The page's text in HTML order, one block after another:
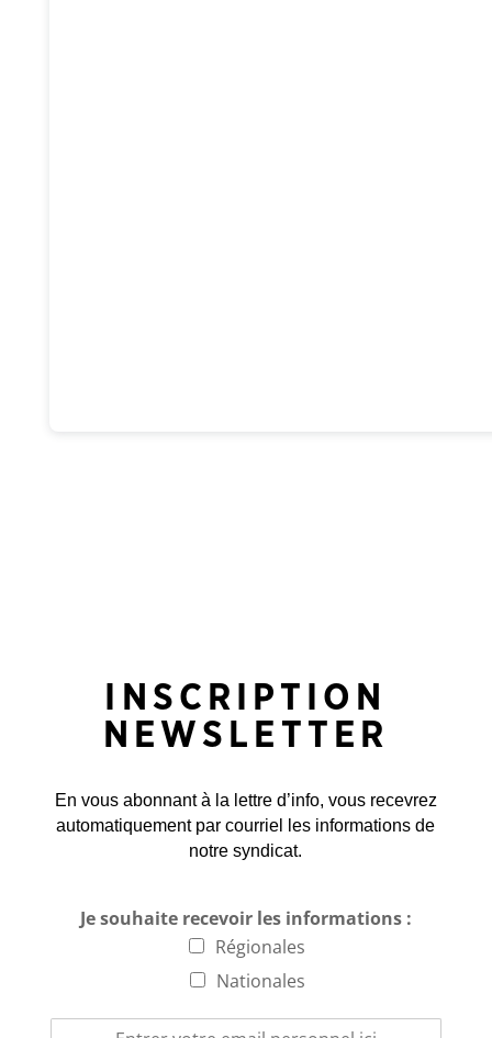
INSCRIPTION
NEWSLETTER
En vous abonnant à la lettre d’info, vous recevrez
automatiquement par courriel les informations de
notre syndicat.
Je souhaite recevoir les informations :
Régionales
Nationales